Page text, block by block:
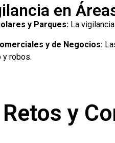
en
y Parques: La
y de Negocios:
y robos.
Retos y